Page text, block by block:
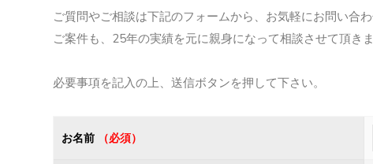
ご質問やご相談は下記のフォームから、お気軽にお問い合
ご案件も、25年の実績を元に親身になって相談させて頂き
必要事項を記入の上、送信ボタンを押して下さい。
お名前 （必須）